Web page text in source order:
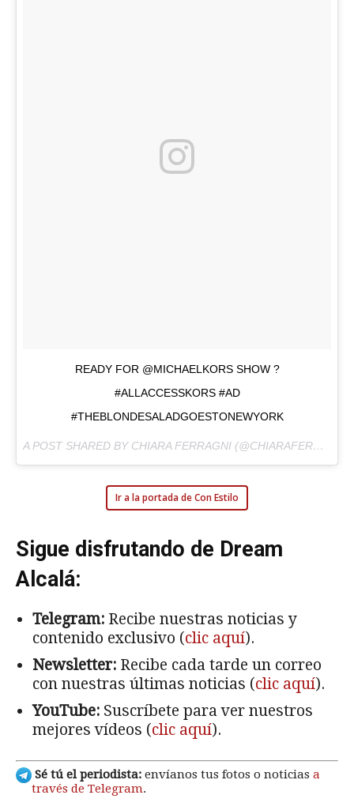
READY FOR @MICHAELKORS SHOW ?
#ALLACCESSKORS #AD
#THEBLONDESALADGOESTONEWYORK
A POST SHARED BY CHIARA FERRAGNI (@CHIARAFERRAGNI) ON
Ir a la portada de Con Estilo
Sigue disfrutando de Dream
Alcalá:
Telegram: Recibe nuestras noticias y
contenido exclusivo (clic aquí).
Newsletter: Recibe cada tarde un correo
con nuestras últimas noticias (clic aquí).
YouTube: Suscríbete para ver nuestros
mejores vídeos (clic aquí).
Sé tú el periodista: envíanos tus fotos o noticias a
través de Telegram.